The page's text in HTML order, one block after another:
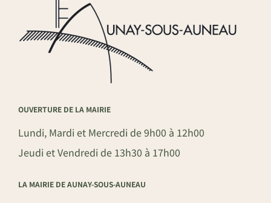
OUVERTURE DE LA MAIRIE
Lundi, Mardi et Mercredi de 9h00 à 12h00
Jeudi et Vendredi de 13h30 à 17h00
LA MAIRIE DE AUNAY-SOUS-AUNEAU